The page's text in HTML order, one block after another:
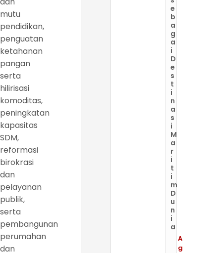
mutu
pendidikan,
penguatan
ketahanan
pangan
serta
hilirisasi
komoditas,
peningkatan
kapasitas
SDM,
reformasi
birokrasi
dan
pelayanan
publik,
serta
pembangunan
perumahan
dan
e
b
a
g
a
i
D
e
s
t
i
n
a
s
i
M
a
r
i
t
i
m
D
u
n
i
a
A
g